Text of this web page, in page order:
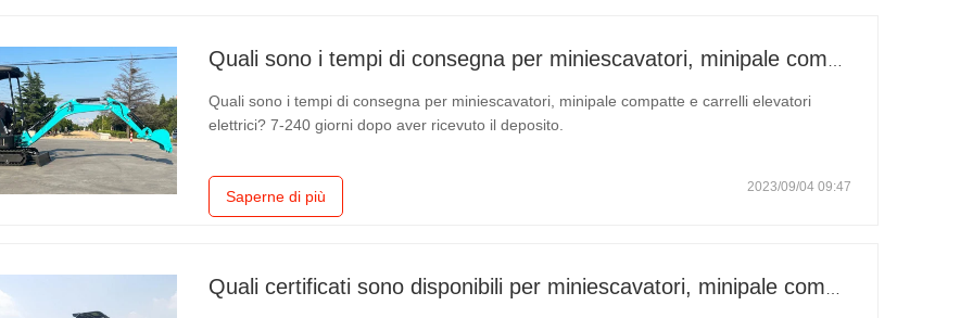
Quali sono i tempi di consegna per miniescavatori, minipale compatte e carrelli elevatori
elettrici? 7-240 giorni dopo aver ricevuto il deposito.
Saperne di più
2023/09/04 09:47